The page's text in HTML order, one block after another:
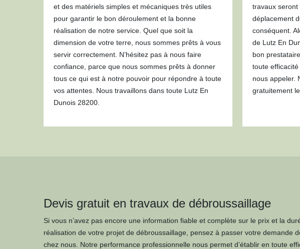
et des matériels simples et mécaniques très utiles
pour garantir le bon déroulement et la bonne
réalisation de notre service. Quel que soit la
dimension de votre terre, nous sommes prêts à vous
servir correctement. N’hésitez pas à nous faire
confiance, parce que nous sommes prêts à donner
tous ce qui est à notre pouvoir pour répondre à toute
vos attentes. Nous travaillons dans toute Lutz En
Dunois 28200.
travaux seront
déplacement
conséquent.
de Lutz En
bon
toute
nous appeler.
gratuitement
Devis gratuit en travaux de débroussaillage
Si vous n’avez pas encore une information fiable et complète sur le prix et la
réalisation de votre projet de débroussaillage, pensez à passer votre demande
chez nous. Notre performance professionnelle nous permet d’établir en toute